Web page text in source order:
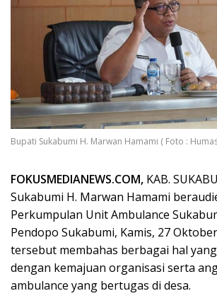
Bupati Sukabumi H. Marwan Hamami ( Foto :
FOKUSMEDIANEWS.COM, KAB.
Sukabumi H. Marwan Hamami
Perkumpulan Unit Ambulance
Pendopo Sukabumi, Kamis, 27
tersebut membahas berbagai hal
dengan kemajuan organisasi serta
ambulance yang bertugas di desa.